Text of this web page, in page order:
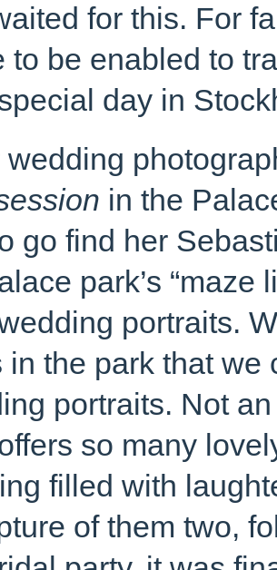
for this. For
to be enabled to
day in
wedding
in the
go find her
park’s “maze
portraits.
in the park that we
portraits. Not
so many
filled with
of them two,